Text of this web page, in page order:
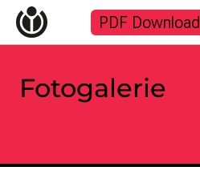
Start
Themen
Fotogalerie
PDF Download
Fotogalerie